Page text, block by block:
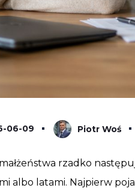
06-09 Piotr Woś
rzadko
albo latami. Najpierw